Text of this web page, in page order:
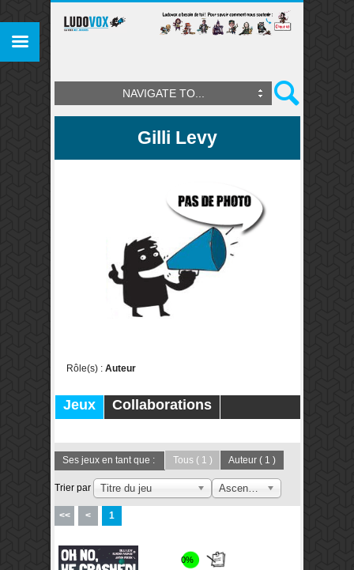
NAVIGATE TO...
Gilli Levy
Rôle(s) : Auteur
Jeux
Collaborations
Ses jeux en tant que : Tous ( 1 ) Auteur ( 1 )
Trier par Titre du jeu
<< < 1
0%